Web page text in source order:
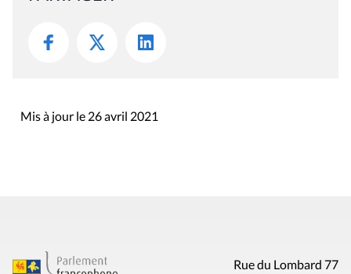
Mis à jour le 26 avril 2021
Rue du Lombard 77